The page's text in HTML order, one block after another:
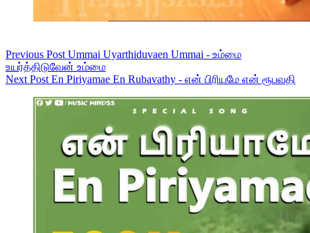
Previous Post Ummai Uyarthiduvaen Ummai - உம்மை
உயர்த்திடுவேன் உம்மை
Next Post En Piriyamae En Rubavathy - என் பிரியமே என் ரூபவதி